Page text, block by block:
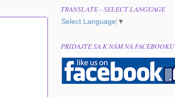
TRANSLATE - SELECT LANGUAGE
Select Language ▼
PRIDAJTE SA K NÁM NA FACEBOOKU